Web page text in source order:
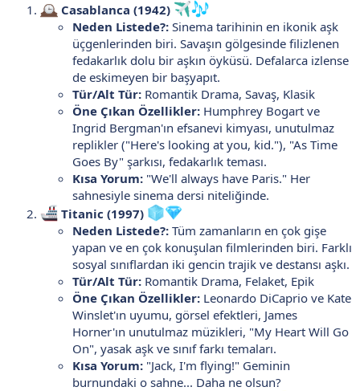
Casablanca (1942)
Neden Listede?: Sinema tarihinin en ikonik aşk
üçgenlerinden biri. Savaşın gölgesinde filizlenen
fedakarlık dolu bir aşkın öyküsü. Defalarca izlense
de eskimeyen bir başyapıt.
Tür/Alt Tür: Romantik Drama, Savaş, Klasik
Öne Çıkan Özellikler: Humphrey Bogart ve
Ingrid Bergman'ın efsanevi kimyası, unutulmaz
replikler ("Here's looking at you, kid."), "As Time
Goes By" şarkısı, fedakarlık teması.
Kısa Yorum: "We'll always have Paris." Her
sahnesiyle sinema dersi niteliğinde.
Titanic (1997)
Neden Listede?: Tüm zamanların en çok gişe
yapan ve en çok konuşulan filmlerinden biri. Farklı
sosyal sınıflardan iki gencin trajik ve destansı aşkı.
Tür/Alt Tür: Romantik Drama, Felaket, Epik
Öne Çıkan Özellikler: Leonardo DiCaprio ve Kate
Winslet'ın uyumu, görsel efektleri, James
Horner'ın unutulmaz müzikleri, "My Heart Will Go
On", yasak aşk ve sınıf farkı temaları.
Kısa Yorum: "Jack, I'm flying!" Geminin
burnundaki o sahne... Daha ne olsun?